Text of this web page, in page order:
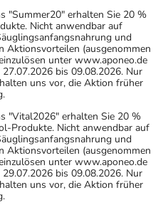
"Summer20" erhalten Sie 20 %
Nicht anwendbar auf
und
Aktionsvorteilen (ausgenommen
unter www.aponeo.de
bis 09.08.2026. Nur
uns vor, die Aktion früher
"Vital2026" erhalten Sie 20 %
Produkte. Nicht anwendbar auf
und
Aktionsvorteilen (ausgenommen
unter www.aponeo.de
bis 09.08.2026. Nur
uns vor, die Aktion früher